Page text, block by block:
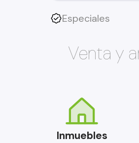
Especiales
Venta y
Inmuebles